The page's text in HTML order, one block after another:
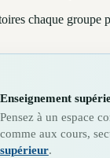
chaque
Enseignement
Pensez à un espace
comme aux cours,
supérieur.